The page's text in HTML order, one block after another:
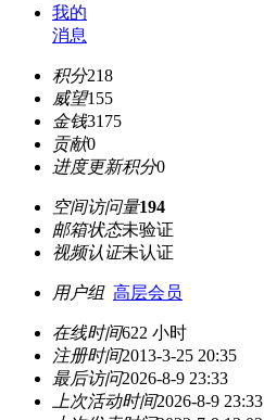
我的
消息
积分218
威望155
金钱3175
贡献0
进度更新积分0
空间访问量194
邮箱状态未验证
视频认证未认证
用户组 高层会员
在线时间622 小时
注册时间2013-3-25 20:35
最后访问2026-8-9 23:33
上次活动时间2026-8-9 23:33